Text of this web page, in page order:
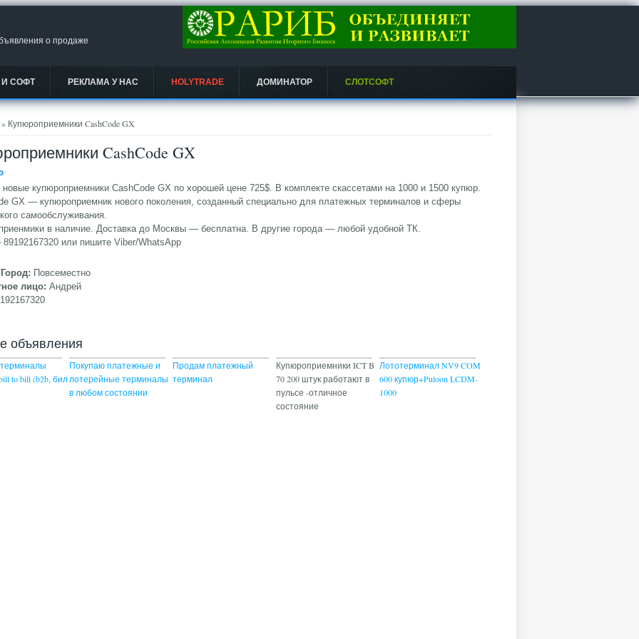
о продаже
СОФТ РЕКЛАМА У НАС HOLYTRADE ДОМИНАТОР СЛОТСОФТ
» Купюроприемники CashCode GX
CashCode GX
купюроприемники CashCode GX по хорошей цене 725$. В комплекте скассетами на 1000 и 1500 купюр.
GX — купюроприемник нового поколения, созданный специально для платежных терминалов и сферы
самообслуживания.
в наличие. Доставка до Москвы — бесплатна. В другие города — любой удобной ТК.
89192167320 или пишите Viber/WhatsApp
Повсеместно
лицо:Андрей
объявления
to bill (b2b, бил
Покупаю платежные и
лотерейные терминалы
в любом состоянии
Продам платежный
терминал
Купюроприемники ICT B
70 200 штук работают в
пульсе -отличное
состояние
Лототерминал NV9 COM
600 купюр+Puloon LCDM-
1000